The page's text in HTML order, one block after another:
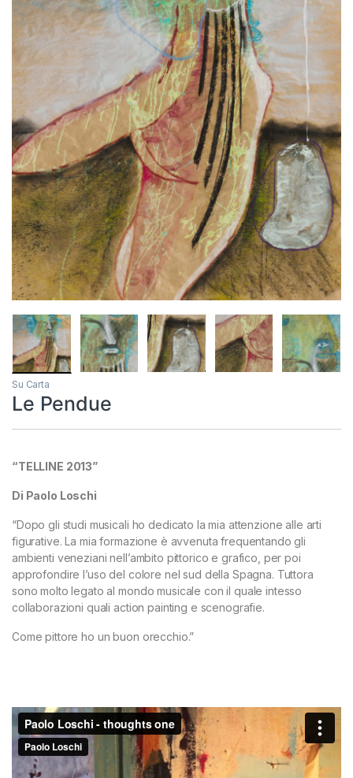
Su Carta
Le Pendue
“TELLINE 2013”
Di Paolo Loschi
“Dopo gli studi musicali ho dedicato la mia attenzione alle arti
figurative. La mia formazione è avvenuta frequentando gli
ambienti veneziani nell’ambito pittorico e grafico, per poi
approfondire l’uso del colore nel sud della Spagna. Tuttora
sono molto legato al mondo musicale con il quale intesso
collaborazioni quali action painting e scenografie.
Come pittore ho un buon orecchio.”